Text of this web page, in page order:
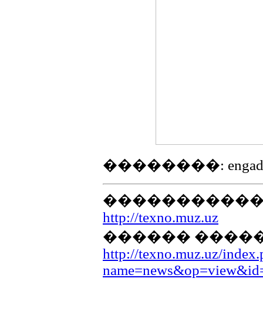
��������:
http://texno.muz.uz
������
http://texno.muz.uz/